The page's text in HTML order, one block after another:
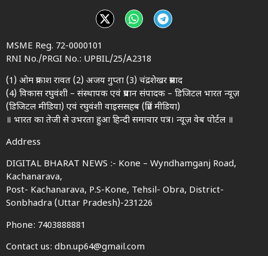
MSME Reg. 72-0000101
RNI No./PRGI No.: UPBIL/25/A2318
(1) ओम प्रकाश रावत (2) अजय गुप्ता (3) चंद्रशेखर प्रसाद
(4) विकास रघुवंशी – संस्थापक एवं प्रधान संपादक – डिजिटल भारत न्यूज़
(डिजिटल मीडिया) एवं रघुवंशी वाइससहब (प्रिंट मीडिया)
॥ भारत का तेजी से उभरता हुआ हिन्दी समाचार पत्र। न्यूज़ वेब पोर्टल ॥
Address
DIGITAL BHARAT NEWS :- Kone – Wyndhamganj Road,
Kachanarava,
Post- Kachanarava, P.S-Kone, Tehsil- Obra, District-
Sonbhadra (Uttar Pradesh)-231226
Phone: 7403888881
Contact us: dbn.up64@gmail.com